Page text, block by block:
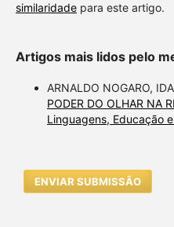
similaridadepara este artigo.
Artigos mais lidos pelo
ARNALDO NOGARO,
PODER DO OLHAR NA
Linguagens, Educação
ENVIAR SUBMISSÃO